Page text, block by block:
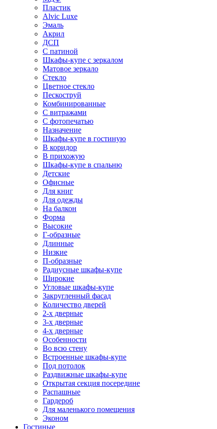
Пластик
Alvic Luxe
Эмаль
Акрил
ДСП
С патиной
Шкафы-купе с зеркалом
Матовое зеркало
Стекло
Цветное стекло
Пескоструй
Комбинированные
С витражами
С фотопечатью
Назначение
Шкафы-купе в гостиную
В коридор
В прихожую
Шкафы-купе в спальню
Детские
Офисные
Для книг
Для одежды
На балкон
Форма
Высокие
Г-образные
Длинные
Низкие
П-образные
Радиусные шкафы-купе
Широкие
Угловые шкафы-купе
Закругленный фасад
Количество дверей
2-х дверные
3-х дверные
4-х дверные
Особенности
Во всю стену
Встроенные шкафы-купе
Под потолок
Раздвижные шкафы-купе
Открытая секция посередине
Распашные
Гардероб
Для маленького помещения
Эконом
Гостиные